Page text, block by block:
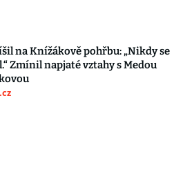
na Knížákově pohřbu: „Nikdy se
Zmínil napjaté vztahy s Medou